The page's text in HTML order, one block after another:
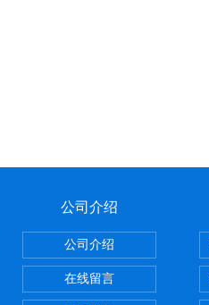
公司介绍
公司介绍
在线留言